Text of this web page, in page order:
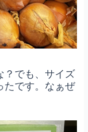
？でも、サイズ
たです。なぁぜ